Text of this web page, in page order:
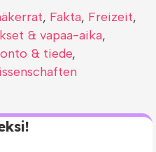
, Fakta, Freizeit,
& vapaa-aika,
& tiede,